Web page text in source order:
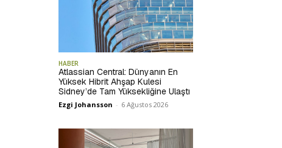
HABER
Atlassian Central: Dünyanın En
Yüksek Hibrit Ahşap Kulesi
Sidney’de Tam Yüksekliğine Ulaştı
Ezgi Johansson - 6 Ağustos 2026